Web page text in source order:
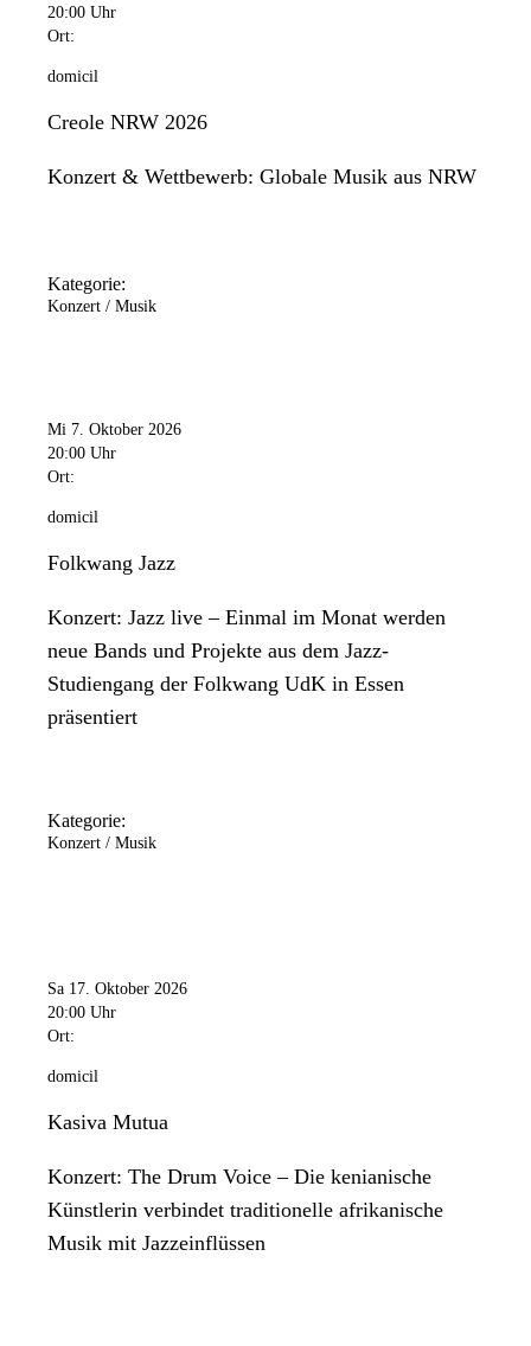
20:00 Uhr
Ort:
domicil
Creole NRW 2026
Konzert & Wettbewerb: Globale Musik aus NRW
Kategorie:
Konzert / Musik
Mi 7. Oktober 2026
20:00 Uhr
Ort:
domicil
Folkwang Jazz
Konzert: Jazz live – Einmal im Monat werden
neue Bands und Projekte aus dem Jazz-
Studiengang der Folkwang UdK in Essen
präsentiert
Kategorie:
Konzert / Musik
Sa 17. Oktober 2026
20:00 Uhr
Ort:
domicil
Kasiva Mutua
Konzert: The Drum Voice – Die kenianische
Künstlerin verbindet traditionelle afrikanische
Musik mit Jazzeinflüssen